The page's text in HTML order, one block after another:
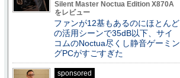
Silent Master Noctua Edition X870A
をレビュー
ファンが12基もあるのにほとんど
の活用シーンで35dB以下、サイ
コムのNoctua尽くし静音ゲーミン
グPCがすごすぎた
sponsored